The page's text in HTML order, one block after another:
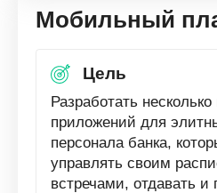
Мобильный
Цель
Разработать
приложений для
персонала банка,
управлять своим
встречами, отдавать и